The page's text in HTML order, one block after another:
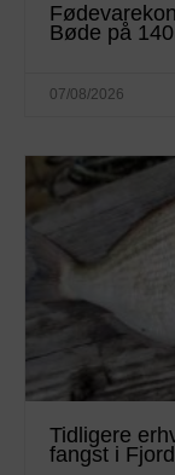
Bøde på
07/08/2026
Tidligere
fangst i